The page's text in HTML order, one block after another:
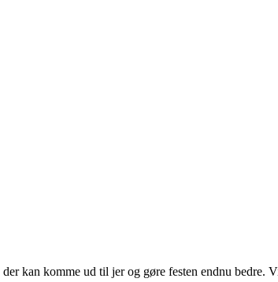
kan komme ud til jer og gøre festen endnu bedre.